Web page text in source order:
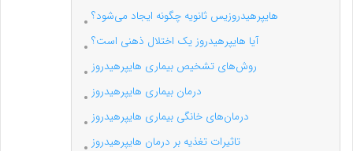
هایپرهیدروزیس ثانویه چگونه ایجاد می‌شود؟
آیا هایپرهیدروز یک اختلال ذهنی است؟
روش‌های تشخیص بیماری هایپرهیدروز
درمان بیماری هایپرهیدروز
درمان‌های خانگی بیماری هایپرهیدروز
تاثیرات تغذیه بر درمان هایپرهیدروز